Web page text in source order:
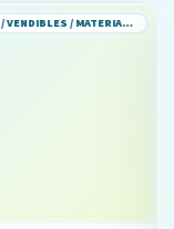
TODOS / VENDIBLES / MATERIAL DE CURACION